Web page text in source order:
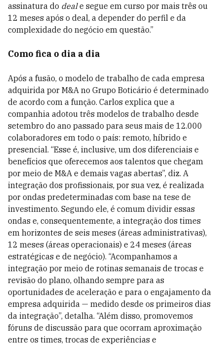
assinatura do deale segue em curso por mais três ou
12 meses após o deal, a depender do perfil e da
complexidade do negócio em questão.”
Como fica o dia a dia
Após a fusão, o modelo de trabalho de cada empresa
adquirida por M&A no Grupo Boticário é determinado
de acordo com a função. Carlos explica que a
companhia adotou três modelos de trabalho desde
setembro do ano passado para seus mais de 12.000
colaboradores em todo o país: remoto, híbrido e
presencial. “Esse é, inclusive, um dos diferenciais e
benefícios que oferecemos aos talentos que chegam
por meio de M&A e demais vagas abertas”, diz. A
integração dos profissionais, por sua vez, é realizada
por ondas predeterminadas com base na tese de
investimento. Segundo ele, é comum dividir essas
ondas e, consequentemente, a integração dos times
em horizontes de seis meses (áreas administrativas),
12 meses (áreas operacionais) e 24 meses (áreas
estratégicas e de negócio). “Acompanhamos a
integração por meio de rotinas semanais de trocas e
revisão do plano, olhando sempre para as
oportunidades de aceleração e para o engajamento da
empresa adquirida — medido desde os primeiros dias
da integração”, detalha. “Além disso, promovemos
fóruns de discussão para que ocorram aproximação
entre os times, trocas de experiências e